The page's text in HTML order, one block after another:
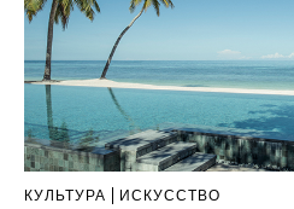
КУЛЬТУРА ИСКУССТВО